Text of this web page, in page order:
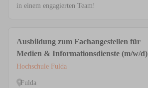
in einem engagierten Team!
Ausbildung zum Fachangestellen für
Medien & Informationsdienste (m/w/d)
Hochschule Fulda
Fulda